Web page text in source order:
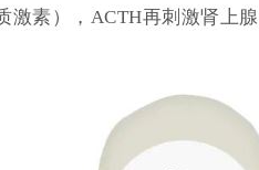
素），ACTH再刺激肾上腺